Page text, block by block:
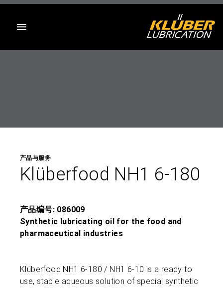
产品与服务
Klüberfood NH1 6-180
产品编号: 086009
Synthetic lubricating oil for the food and
pharmaceutical industries
Klüberfood NH1 6-180 / NH1 6-10 is a ready to
use, stable aqueous solution of special synthetic